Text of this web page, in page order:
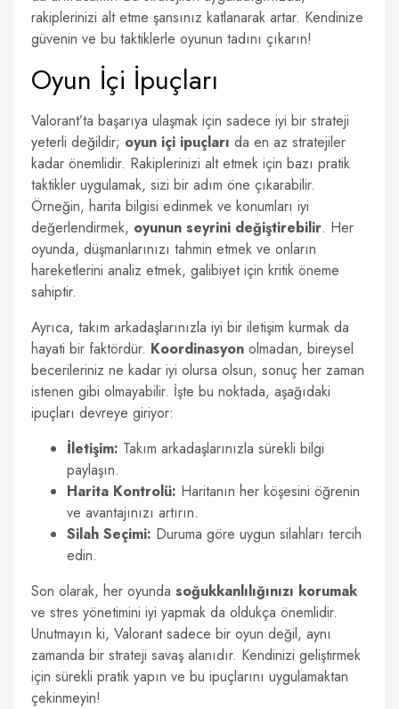
rakiplerinizi alt etme şansınız katlanarak artar. Kendinize
güvenin ve bu taktiklerle oyunun tadını çıkarın!
Oyun İçi İpuçları
Valorant’ta başarıya ulaşmak için sadece iyi bir strateji
yeterli değildir; oyun içi ipuçları da en az stratejiler
kadar önemlidir. Rakiplerinizi alt etmek için bazı pratik
taktikler uygulamak, sizi bir adım öne çıkarabilir.
Örneğin, harita bilgisi edinmek ve konumları iyi
değerlendirmek, oyunun seyrini değiştirebilir. Her
oyunda, düşmanlarınızı tahmin etmek ve onların
hareketlerini analiz etmek, galibiyet için kritik öneme
sahiptir.
Ayrıca, takım arkadaşlarınızla iyi bir iletişim kurmak da
hayati bir faktördür. Koordinasyon olmadan, bireysel
becerileriniz ne kadar iyi olursa olsun, sonuç her zaman
istenen gibi olmayabilir. İşte bu noktada, aşağıdaki
ipuçları devreye giriyor:
İletişim: Takım arkadaşlarınızla sürekli bilgi
paylaşın.
Harita Kontrolü: Haritanın her köşesini öğrenin
ve avantajınızı artırın.
Silah Seçimi: Duruma göre uygun silahları tercih
edin.
Son olarak, her oyunda soğukkanlılığınızı korumak
ve stres yönetimini iyi yapmak da oldukça önemlidir.
Unutmayın ki, Valorant sadece bir oyun değil, aynı
zamanda bir strateji savaş alanıdır. Kendinizi geliştirmek
için sürekli pratik yapın ve bu ipuçlarını uygulamaktan
çekinmeyin!